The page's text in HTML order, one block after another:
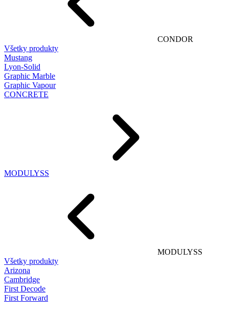
CONDOR
Všetky produkty
Mustang
Lyon-Solid
Graphic Marble
Graphic Vapour
CONCRETE
MODULYSS
MODULYSS
Všetky produkty
Arizona
Cambridge
First Decode
First Forward